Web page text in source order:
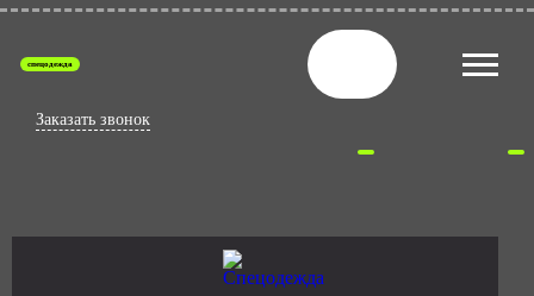
спецодежда
Заказать звонок